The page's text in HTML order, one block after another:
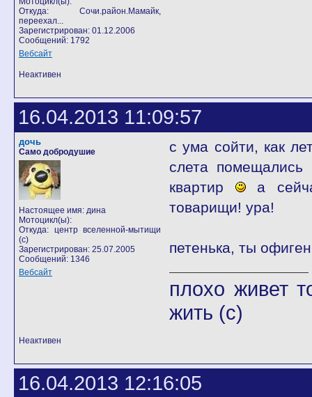
Откуда: Сочи.район.Мамайк,
переехал...
Зарегистрирован: 01.12.2006
Сообщений: 1792
Вебсайт
Неактивен
16.04.2013 11:09:57
дочь
Само добродушие
Настоящее имя: дина
Мотоцикл(ы):
Откуда: центр вселенной-мытищи
(с)
Зарегистрирован: 25.07.2005
Сообщений: 1346
Вебсайт
с ума сойти, как
слета
квартир
а
товарищи! ура!
петенька, ты
плохо живет
жить (с)
Неактивен
16.04.2013 12:16:05